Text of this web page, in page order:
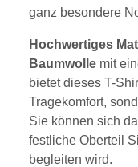
ganz besondere
Hochwertiges
Baumwolle mit
bietet dieses T-
Tragekomfort,
Sie können sich
festliche Oberteil
begleiten wird.